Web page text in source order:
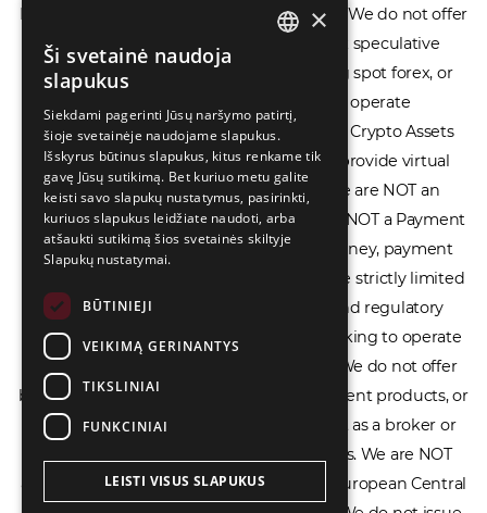
Firm and NOT a financial services provider. We do not offer
or provide access to securities, complex speculative
financial products including CFDs, rolling spot forex, or
financial spread betting. We do not operate
cryptocurrency exchanges, we are NOT a Crypto Assets
Service Provider (CASP), and we do not provide virtual
assets software or hardware wallets. We are NOT an
Electronic Money Institution (EMI), we are NOT a Payment
Institution (PI), and we do not issue e-money, payment
services, or IBAN accounts. Our services are strictly limited
to legal advisory, licensing assistance, and regulatory
compliance consulting for businesses seeking to operate
within the EU/EEA financial framework. We do not offer
banking services, loans, insurance, investment products, or
crowdfunding services and we do not act as a broker or
affiliate for any financial trading platforms. We are NOT
affiliated with the Bank of Lithuania, the European Central
РУССКИЙ
中文（简体
×
Ši svetainė naudoja
slapukus
Siekdami pagerinti Jūsų naršymo patirtį,
šioje svetainėje naudojame slapukus.
Išskyrus būtinus slapukus, kitus renkame tik
gavę Jūsų sutikimą. Bet kuriuo metu galite
keisti savo slapukų nustatymus, pasirinkti,
kuriuos slapukus leidžiate naudoti, arba
atšaukti sutikimą šios svetainės skiltyje
Slapukų nustatymai.
BŪTINIEJI
VEIKIMĄ GERINANTYS
TIKSLINIAI
FUNKCINIAI
LEISTI VISUS SLAPUKUS